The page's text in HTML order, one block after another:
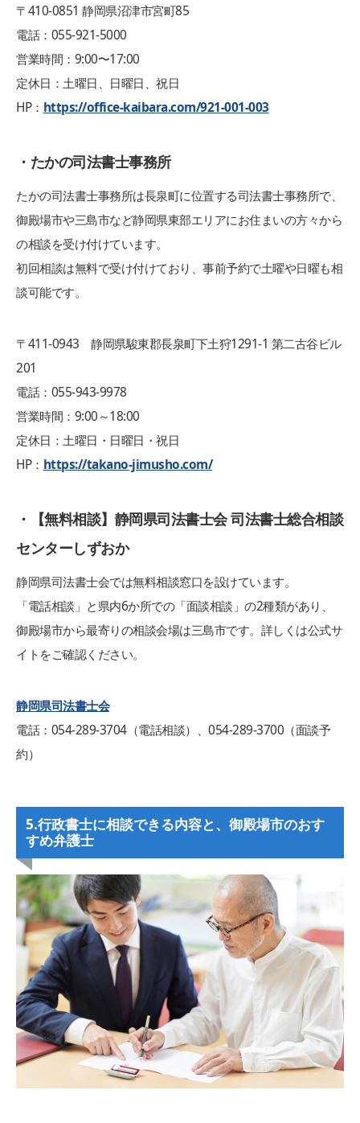
〒410-0851 静岡県沼津市宮町85
電話：055-921-5000
営業時間：9:00〜17:00
定休日：土曜日、日曜日、祝日
HP： https://office-kaibara.com/921-001-003
・たかの司法書士事務所
たかの司法書士事務所は長泉町に位置する司法書士事務所で、
御殿場市や三島市など静岡県東部エリアにお住まいの方々から
の相談を受け付けています。
初回相談は無料で受け付けており、事前予約で土曜や日曜も相
談可能です。
〒411-0943 静岡県駿東郡長泉町下土狩1291-1 第二古谷ビル
201
電話：055-943-9978
営業時間：9:00～18:00
定休日：土曜日・日曜日・祝日
HP： https://takano-jimusho.com/
・【無料相談】静岡県司法書士会 司法書士総合相談
センターしずおか
静岡県司法書士会では無料相談窓口を設けています。
「電話相談」と県内6か所での「面談相談」の2種類があり、
御殿場市から最寄りの相談会場は三島市です。詳しくは公式サ
イトをご確認ください。
静岡県司法書士会
電話：054-289-3704（電話相談）、054-289-3700（面談予
約）
5.行政書士に相談できる内容と、御殿場市のおす
すめ弁護士